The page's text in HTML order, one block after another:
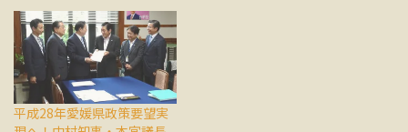
平成28年愛媛県政策要望実